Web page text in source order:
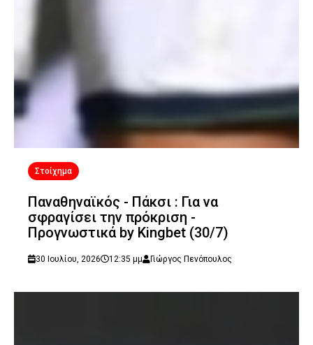
Στοίχημα
Παναθηναϊκός - Πάκσι : Για να
σφραγίσει την πρόκριση -
Προγνωστικά by Kingbet (30/7)
30 Ιουλίου, 2026 12:35 μμ Γιώργος Πενόπουλος